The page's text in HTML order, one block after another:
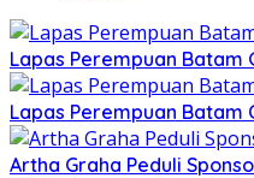
Lapas Perempuan Batam
Lapas Perempuan Batam
Artha Graha Peduli